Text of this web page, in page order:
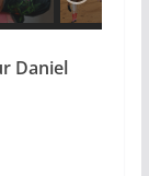
Daniel